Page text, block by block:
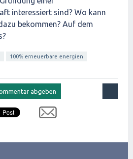
interessiert sind? Wo kann
bekommen? Auf dem
100% erneuerbare energien